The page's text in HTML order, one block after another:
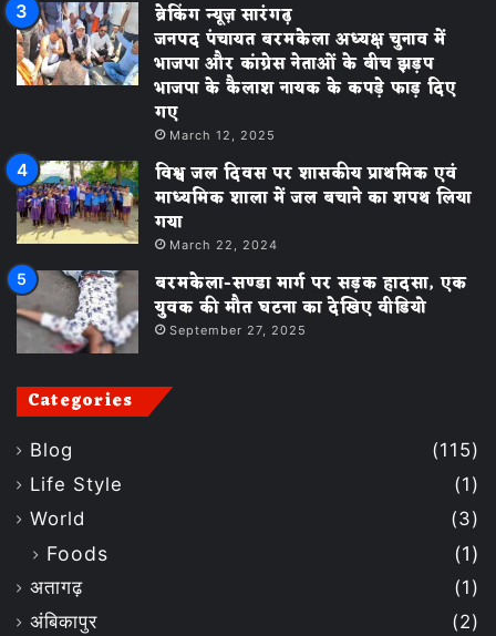
ब्रेकिंग न्यूज़ सारंगढ़
जनपद पंचायत बरमकेला अध्यक्ष चुनाव में
भाजपा और कांग्रेस नेताओं के बीच झड़प
भाजपा के कैलाश नायक के कपड़े फाड़ दिए
गए
March 12, 2025
विश्व जल दिवस पर शासकीय प्राथमिक एवं
माध्यमिक शाला में जल बचाने का शपथ लिया
गया
March 22, 2024
बरमकेला-सण्डा मार्ग पर सड़क हादसा, एक
युवक की मौत घटना का देखिए वीडियो
September 27, 2025
Categories
Blog
(115)
Life Style
(1)
World
(3)
Foods (1)
अतागढ़
(1)
अंबिकापुर
(2)